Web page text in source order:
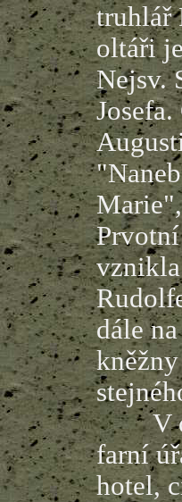
truhlář
oltáři
Nejsv.
dále
V
farní
hotel,